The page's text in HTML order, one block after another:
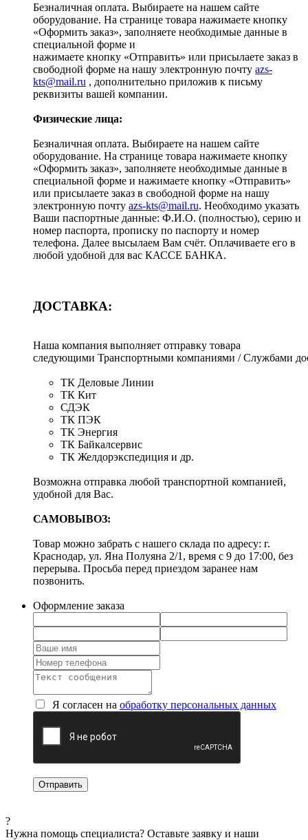
Безналичная оплата. Выбираете на нашем сайте
оборудование. На странице товара нажимаете кнопку
«Оформить заказ», заполняете необходимые данные в
специальной форме и
нажимаете кнопку «Отправить» или присылаете заказ в
свободной форме на нашу электронную почту azs-
kts@mail.ru , дополнительно приложив к письму
реквизиты вашей компании.
Физические лица:
Безналичная оплата. Выбираете на нашем сайте
оборудование. На странице товара нажимаете кнопку
«Оформить заказ», заполняете необходимые данные в
специальной форме и нажимаете кнопку «Отправить»
или присылаете заказ в свободной форме на нашу
электронную почту azs-kts@mail.ru. Необходимо указать
Ваши паспортные данные: Ф.И.О. (полностью), серию и
номер паспорта, прописку по паспорту и номер
телефона. Далее высылаем Вам счёт. Оплачиваете его в
любой удобной для вас КАССЕ БАНКА.
ДОСТАВКА:
Наша компания выполняет отправку товара
следующими Транспортными компаниями / Службами
ТК Деловые Линии
ТК Кит
СДЭК
ТК ПЭК
ТК Энергия
ТК Байкалсервис
ТК Желдорэкспедиция и др.
Возможна отправка любой транспортной компанией,
удобной для Вас.
САМОВЫВОЗ:
Товар можно забрать с нашего склада по адресу: г.
Краснодар, ул. Яна Полуяна 2/1, время с 9 до 17:00, без
перерыва. Просьба перед приездом заранее нам
позвонить.
Оформление заказа
Я согласен на обработку персональных данных
?
Нужна помощь специалиста? Оставьте заявку и наши